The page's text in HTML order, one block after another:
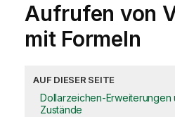
Aufrufen von
mit Formeln
AUF DIESER SEITE
Dollarzeichen-Erweiterungen
Zustände